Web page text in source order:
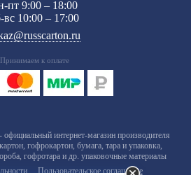
пт 9:00 – 18:00
вс 10:00 – 17:00
Принимаем к оплате
интернет-магазин производителя
гофрокартон, бумага, тара и упаковка,
гофротара и др. упаковочные материалы
Пользовательское соглашение